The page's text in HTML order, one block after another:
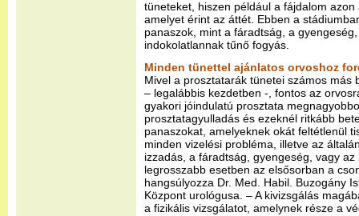
tüneteket, hiszen például a fájdalom
amelyet érint az áttét. Ebben a
panaszok, mint a fáradtság, a
indokolatlannak tűnő fogyás.
Minden tünettel ajánlatos orvoshoz
Mivel a prosztatarák tünetei számos más
– legalábbis kezdetben -, fontos az
gyakori jóindulatú prosztata
prosztatagyulladás és ezeknél ritkább
panaszokat, amelyeknek okát feltétlenül
minden vizelési probléma, illetve az
izzadás, a fáradtság, gyengeség, vagy
legrosszabb esetben az elsősorban a
hangsúlyozza Dr. Med. Habil. Buzogány
Központ urológusa. – A kivizsgálás
a fizikális vizsgálatot, amelynek része a